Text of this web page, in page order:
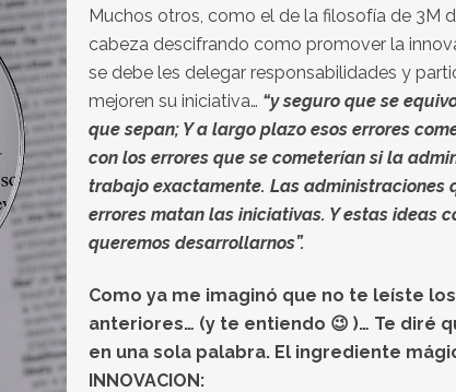
Muchos otros, como el de la filosofía de 3M
cabeza descifrando como promover la
se debe les delegar responsabilidades y
mejoren su iniciativa… “y seguro que se
que sepan; Y a largo plazo esos errores
con los errores que se cometerían si la
trabajo exactamente. Las
errores matan las iniciativas. Y estas ideas
queremos desarrollarnos”.
Como ya me imaginó que no te leíste
anteriores… (y te entiendo 😉 )… Te diré
en una sola palabra. El ingrediente
INNOVACION: